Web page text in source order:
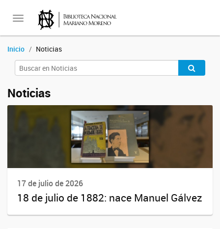
Toggle
navigation
Inicio Noticias
Noticias
17 de julio de 2026
18 de julio de 1882: nace Manuel Gálvez